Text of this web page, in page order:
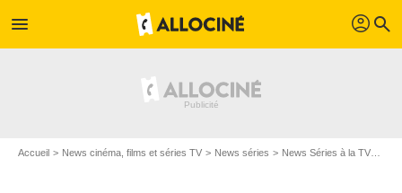
menu profil search
Accueil News cinéma, films et séries TV News séries News Séries à la TV